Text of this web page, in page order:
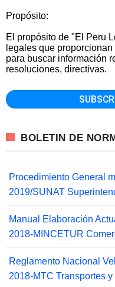
Propósito:
El propósito de "El Peru
legales que
para buscar información
resoluciones, directivas.
BOLETIN DE
Procedimiento General
2019/SUNAT
Manual Elaboración
2018-MINCETUR
Reglamento Nacional
2018-MTC Transportes